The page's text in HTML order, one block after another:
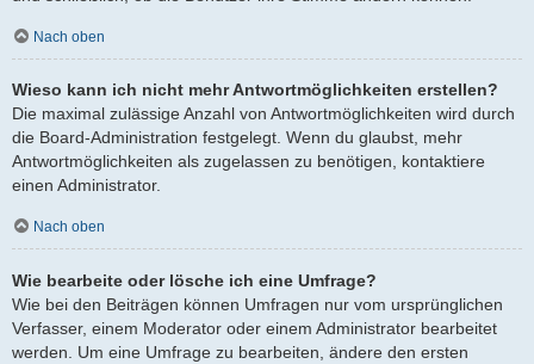
Nach oben
Wieso kann ich nicht mehr Antwortmöglichkeiten erstellen?
Die maximal zulässige Anzahl von Antwortmöglichkeiten wird durch
die Board-Administration festgelegt. Wenn du glaubst, mehr
Antwortmöglichkeiten als zugelassen zu benötigen, kontaktiere
einen Administrator.
Nach oben
Wie bearbeite oder lösche ich eine Umfrage?
Wie bei den Beiträgen können Umfragen nur vom ursprünglichen
Verfasser, einem Moderator oder einem Administrator bearbeitet
werden. Um eine Umfrage zu bearbeiten, ändere den ersten